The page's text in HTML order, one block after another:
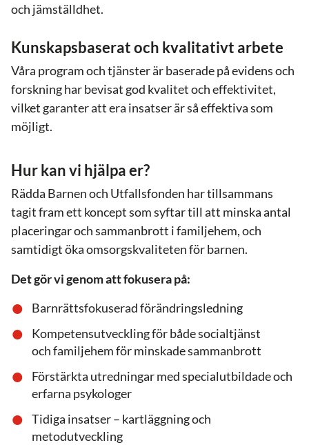
och jämställdhet.
Kunskapsbaserat och kvalitativt arbete
Våra program och tjänster är baserade på evidens och
forskning har bevisat god kvalitet och effektivitet,
vilket garanter att era insatser är så effektiva som
möjligt.
Hur kan vi hjälpa er?
Rädda Barnen och Utfallsfonden har tillsammans
tagit fram ett koncept som syftar till att minska antal
placeringar och sammanbrott i familjehem, och
samtidigt öka omsorgskvaliteten för barnen.
Det gör vi genom att fokusera på:
Barnrättsfokuserad förändringsledning
Kompetensutveckling för både socialtjänst
och familjehem för minskade sammanbrott
Förstärkta utredningar med specialutbildade och
erfarna psykologer
Tidiga insatser – kartläggning och
metodutveckling